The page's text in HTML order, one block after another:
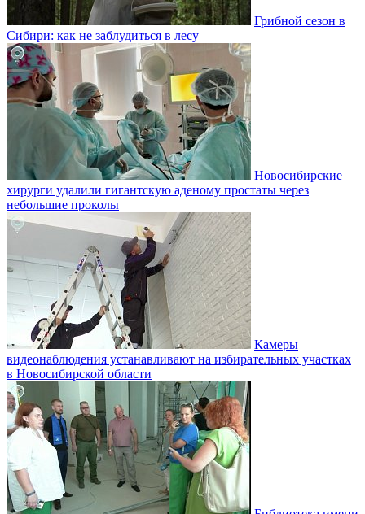
Грибной сезон в
Сибири: как не заблудиться в лесу
Новосибирские
хирурги удалили гигантскую аденому простаты через
небольшие проколы
Камеры
видеонаблюдения устанавливают на избирательных участках
в Новосибирской области